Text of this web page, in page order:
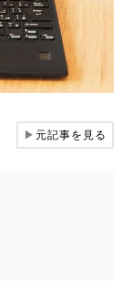
▶元記事を見る